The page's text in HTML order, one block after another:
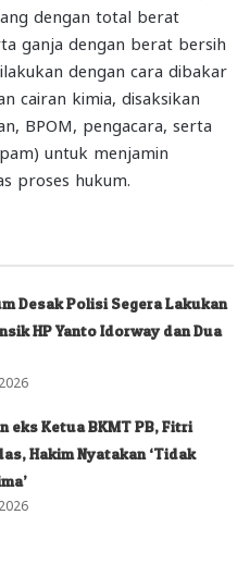
dengan total berat
ganja dengan berat bersih
dengan cara dibakar
cairan kimia, disaksikan
BPOM, pengacara, serta
untuk menjamin
proses hukum.
Desak Polisi Segera Lakukan
HP Yanto Idorway dan Dua
eks Ketua BKMT PB, Fitri
Hakim Nyatakan ‘Tidak